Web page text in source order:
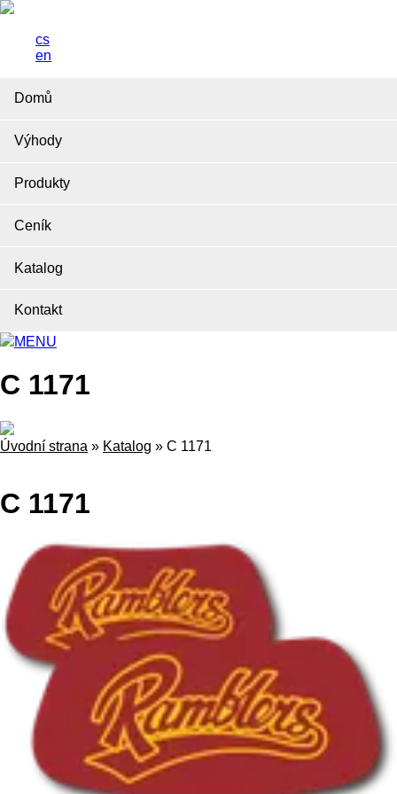
cs
en
Domů
Výhody
Produkty
Ceník
Katalog
Kontakt
MENU
C 1171
Úvodní strana » Katalog » C 1171
C 1171